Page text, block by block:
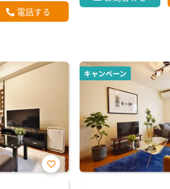
電話する
お気
キャンペーン